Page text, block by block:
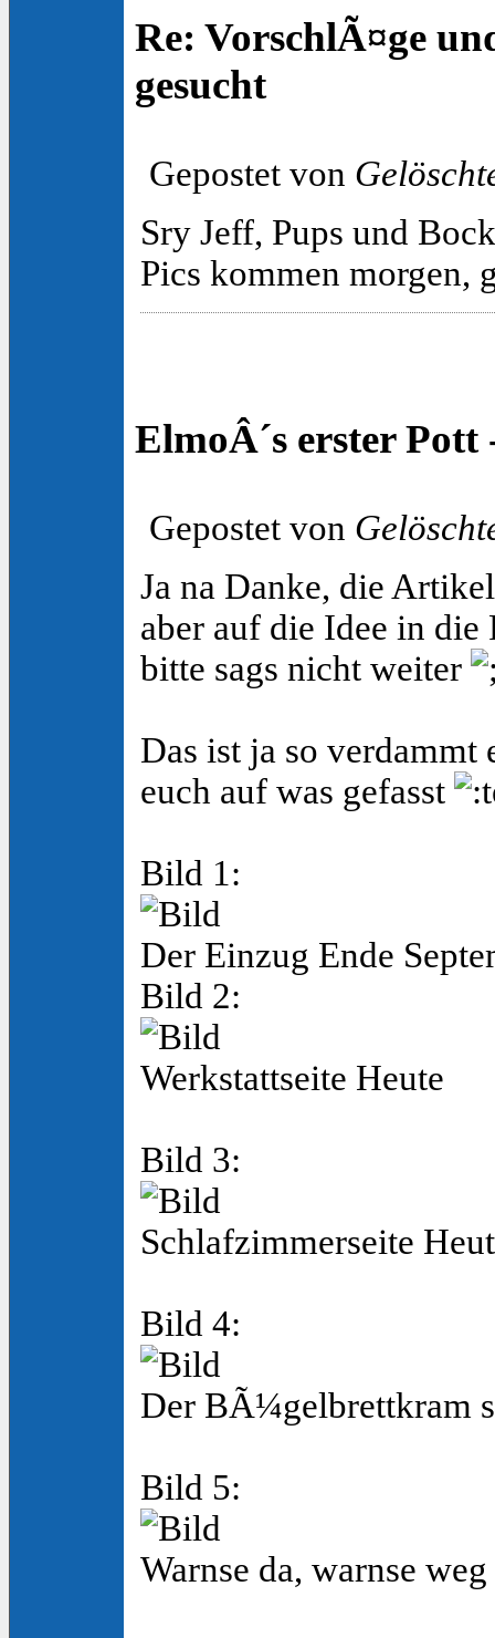
Re: VorschlÃ¤ge
gesucht
Gepostet von
Sry Jeff, Pups und
Pics kommen morgen,
ElmoÂ´s erster
Gepostet von
Ja na Danke, die
aber auf die Idee in die
bitte sags nicht weiter
Das ist ja so
euch auf was gefasst
Bild 1:
Der Einzug Ende
Bild 2:
Werkstattseite Heute
Bild 3:
Schlafzimmerseite
Bild 4:
Der BÃ¼gelbrettkram
Bild 5:
Warnse da, warnse